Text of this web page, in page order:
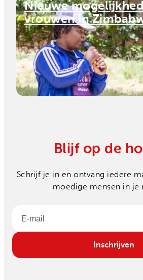
Nieuwe
vrouwen in
Blijf op de
Schrijf je in en ontvang iedere
moedige mensen in je
Email
Inschrijven